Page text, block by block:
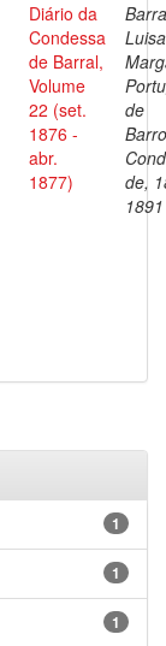
Diário da
Condessa
de Barral,
Volume
22 (set.
1876 -
abr.
1877)
Luisa
de
de,
1891
1
1
1